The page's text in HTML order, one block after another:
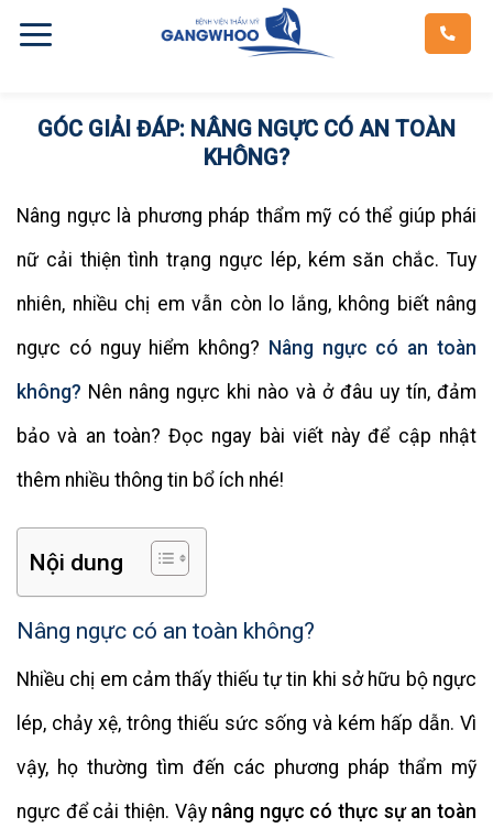
GÓC GIẢI ĐÁP: NÂNG NGỰC CÓ AN TOÀN
KHÔNG?
Nâng ngực là phương pháp thẩm mỹ có thể giúp phái
nữ cải thiện tình trạng ngực lép, kém săn chắc. Tuy
nhiên, nhiều chị em vẫn còn lo lắng, không biết nâng
ngực có nguy hiểm không? Nâng ngực có an toàn
không? Nên nâng ngực khi nào và ở đâu uy tín, đảm
bảo và an toàn? Đọc ngay bài viết này để cập nhật
thêm nhiều thông tin bổ ích nhé!
Nội dung
Nâng ngực có an toàn không?
Nhiều chị em cảm thấy thiếu tự tin khi sở hữu bộ ngực
lép, chảy xệ, trông thiếu sức sống và kém hấp dẫn. Vì
vậy, họ thường tìm đến các phương pháp thẩm mỹ
ngực để cải thiện. Vậy nâng ngực có thực sự an toàn